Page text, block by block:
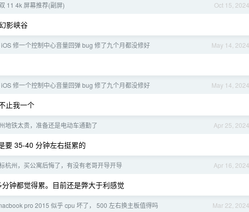
Oct 15, 2024
11 4k 屏幕推荐(副屏)
影峡谷
May 14, 2024
修一个控制中心音量回弹 bug 修了九个月都没修好
May 14, 2024
修一个控制中心音量回弹 bug 修了九个月都没修好
止我一个
Apr 25, 2024
地铁太贵，准备还是电动车通勤了
要 35-40 分钟左右挺累的
Apr 16, 2024
杭州，买公寓后悔了，有没有老哥开导开导
钟都觉得累。目前还是弊大于利感觉
Mar 22, 2024
pro 2015 似乎 cpu 坏了， 500 左右换主板值得吗